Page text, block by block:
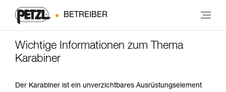
BETREIBER
Wichtige Informationen zum Thema
Karabiner
Der Karabiner ist ein unverzichtbares Ausrüstungselement